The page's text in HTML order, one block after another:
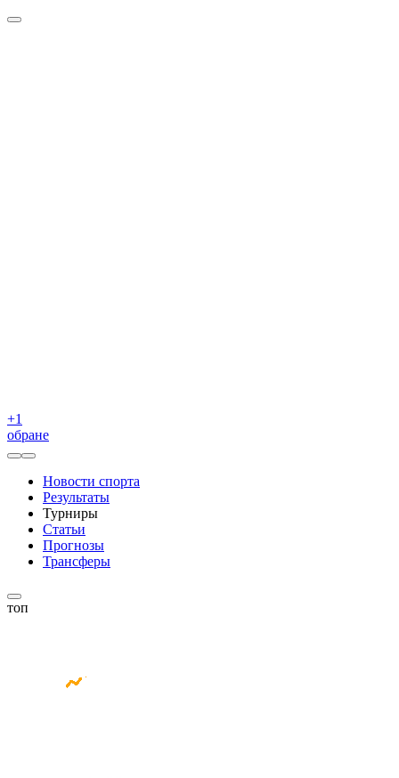
+1
обране
Новости спорта
Результаты
Турниры
Статьи
Прогнозы
Трансферы
топ